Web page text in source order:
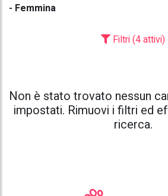
- Femmina
Filtri (4 attivi)
Non è stato trovato nessun
impostati. Rimuovi i filtri ed
ricerca.